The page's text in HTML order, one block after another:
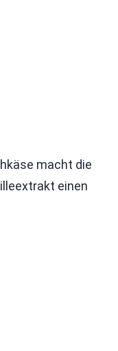
macht die
einen